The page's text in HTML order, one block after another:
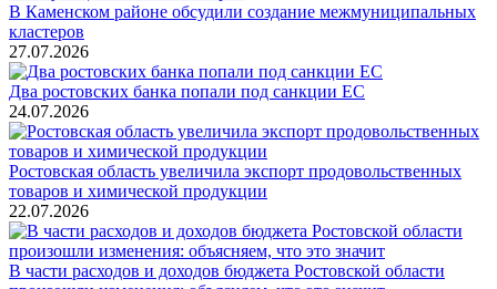
В Каменском районе обсудили создание межмуниципальных
кластеров
27.07.2026
Два ростовских банка попали под санкции ЕС
24.07.2026
Ростовская область увеличила экспорт продовольственных
товаров и химической продукции
22.07.2026
В части расходов и доходов бюджета Ростовской области